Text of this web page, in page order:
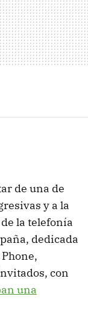
de una de
y a la
la telefonía
dedicada
con
una